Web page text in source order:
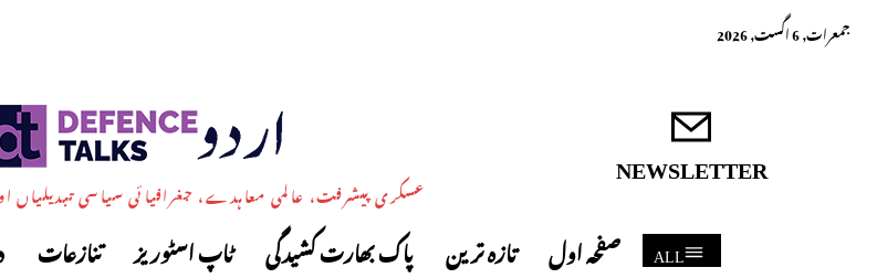
جمعرات, 6 اگست, 2026
NEWSLETTER
عسکری پیشرفت، عالمی معاہدے، جغرافیائی سیاسی تبدیلیاں
ALL صفحہ اول تازہ ترین پاک بھارت کشیدگی ٹاپ اسٹوریز تنازعات